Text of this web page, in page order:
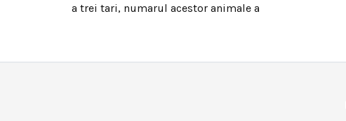
a trei tari, numarul acestor animale a